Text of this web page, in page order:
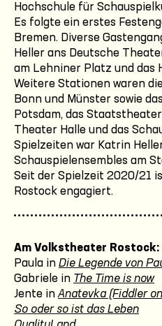
Hochschule für
Es folgte ein erstes
Bremen. Diverse
Heller ans Deutsche
am Lehniner Platz und das
Weitere Stationen waren
Bonn und Münster sowie
Potsdam, das
Theater Halle und das
Spielzeiten war Katrin
Schauspielensembles am
Seit der Spielzeit 2020/21
Rostock engagiert.
Am Volkstheater Rostock:
Paula in Die Legende von
Gabriele in The Time is now
Jente in Anatevka (Fiddler
So oder so ist das Leben